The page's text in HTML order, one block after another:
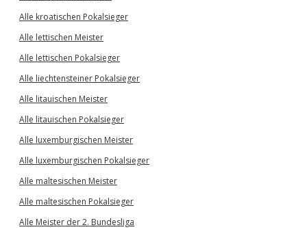
Alle kroatischen Pokalsieger
Alle lettischen Meister
Alle lettischen Pokalsieger
Alle liechtensteiner Pokalsieger
Alle litauischen Meister
Alle litauischen Pokalsieger
Alle luxemburgischen Meister
Alle luxemburgischen Pokalsieger
Alle maltesischen Meister
Alle maltesischen Pokalsieger
Alle Meister der 2. Bundesliga